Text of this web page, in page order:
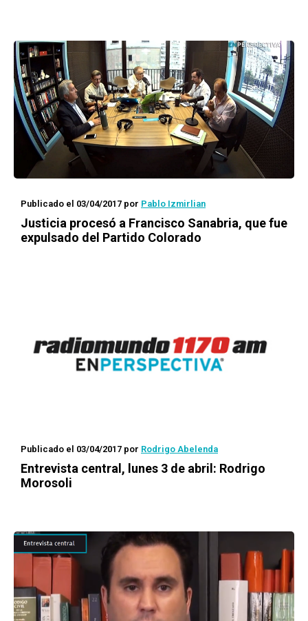
Publicado el 03/04/2017 por Pablo Izmirlian
Justicia procesó a Francisco Sanabria, que fue
expulsado del Partido Colorado
Publicado el 03/04/2017 por Rodrigo Abelenda
Entrevista central, lunes 3 de abril: Rodrigo
Morosoli